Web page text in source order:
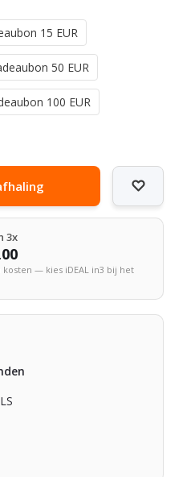
15 EUR
50 EUR
100 EUR
3x
— kies iDEAL in3 bij het